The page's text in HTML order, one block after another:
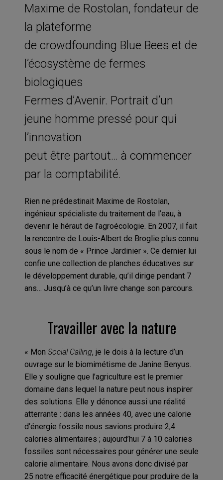
Maxime de Rostolan, fondateur de
la plateforme
de crowdfounding Blue Bees et de
l’écosystème de fermes
biologiques
Fermes d’Avenir. Portrait d’un
jeune homme pressé pour qui
l’innovation
peut être partout… à commencer
par la comptabilité.
Rien ne prédestinait Maxime de Rostolan,
ingénieur spécialiste du traitement de l’eau, à
devenir le héraut de l’agroécologie. En 2007, il fait
la rencontre de Louis-Albert de Broglie plus connu
sous le nom de « Prince Jardinier ». Ce dernier lui
confie une collection de planches éducatives sur
le développement durable, qu’il dirige pendant 7
ans… Jusqu’à ce qu’un livre change son parcours.
Travailler avec la nature
« Mon Social Calling, je le dois à la lecture d’un
ouvrage sur le biomimétisme de Janine Benyus.
Elle y souligne que l’agriculture est le premier
domaine dans lequel la nature peut nous inspirer
des solutions. Elle y dénonce aussi une réalité
atterrante : dans les années 40, avec une calorie
d’énergie fossile nous savions produire 2,4
calories alimentaires ; aujourd’hui 7 à 10 calories
fossiles sont nécessaires pour générer une seule
calorie alimentaire. Nous avons donc divisé par
25 notre efficacité énergétique pour produire de la